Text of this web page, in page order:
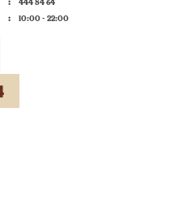
444 54 64
10:00 - 22:00